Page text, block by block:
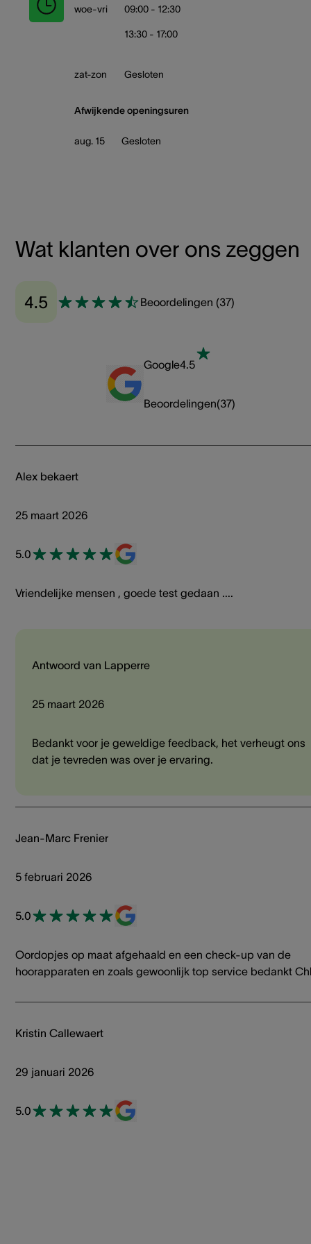
woe-vri 09:00 - 12:30
13:30 - 17:00
zat-zon Gesloten
Afwijkende openingsuren
aug. 15 Gesloten
Wat klanten over ons zeggen
4.5 Beoordelingen (37)
Google4.5
Beoordelingen(37)
Alex bekaert
25 maart 2026
5.0
Vriendelijke mensen , goede test gedaan ....
Antwoord van Lapperre
25 maart 2026
Bedankt voor je geweldige feedback, het verheugt ons
dat je tevreden was over je ervaring.
Jean-Marc Frenier
5 februari 2026
5.0
Oordopjes op maat afgehaald en een check-up van de
hoorapparaten en zoals gewoonlijk top service bedankt
Kristin Callewaert
29 januari 2026
5.0